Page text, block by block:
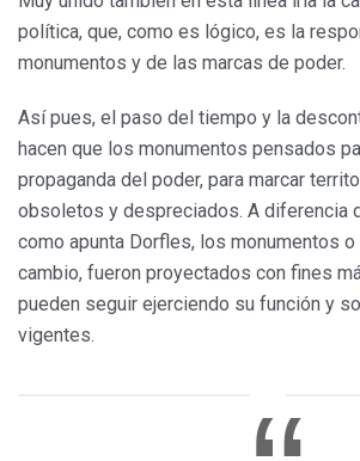
política, que, como es lógico, es la
monumentos y de las marcas de poder.
Así pues, el paso del tiempo y la
hacen que los monumentos pensados
propaganda del poder, para marcar
obsoletos y despreciados. A diferencia
como apunta Dorfles, los monumentos o
cambio, fueron proyectados con fines
pueden seguir ejerciendo su función y
vigentes.